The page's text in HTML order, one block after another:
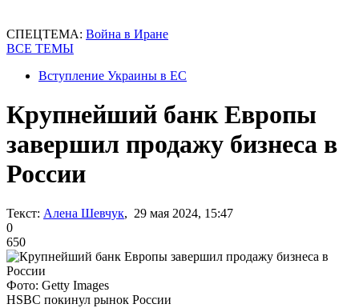
СПЕЦТЕМА: Война в Иране
ВСЕ ТЕМЫ
Вступление Украины в ЕС
Крупнейший банк Европы
завершил продажу бизнеса в
России
Текст: Алена Шевчук, 29 мая 2024, 15:47
0
650
Фото: Getty Images
HSBC покинул рынок России